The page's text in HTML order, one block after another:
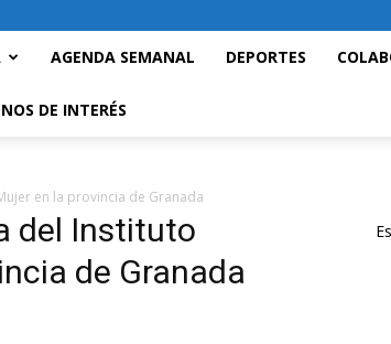
AGENDA SEMANAL DEPORTES
DE INTERÉS
en la provincia de Granada
del Instituto
de Granada